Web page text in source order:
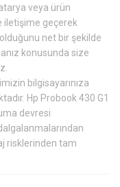
veya ürün
iletişime geçerek
net bir şekilde
konusunda size
bilgisayarınıza
Hp Probook 430 G1
devresi
risklerinden tam